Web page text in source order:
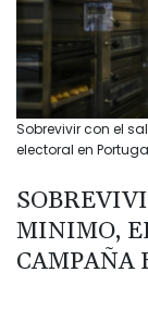
Sobrevivir con el
electoral en
MINIMO,
CAMPAÑA